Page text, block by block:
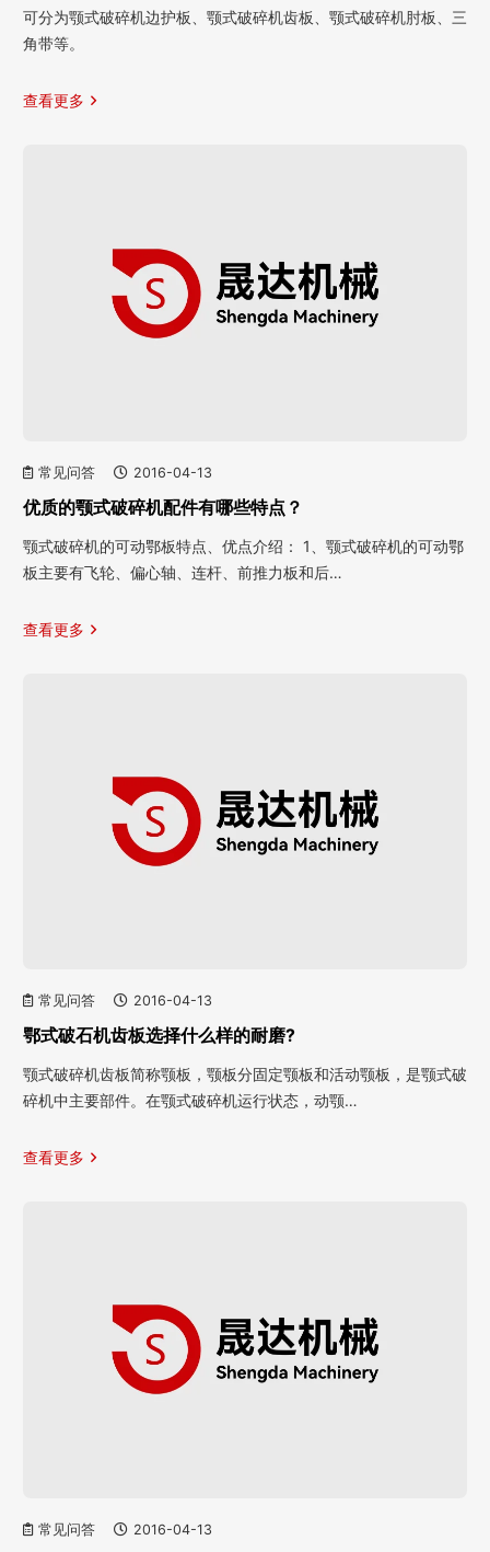
可分为颚式破碎机边护板、颚式破碎机齿板、颚式破碎机肘板、三
角带等。
查看更多
常见问答 2016-04-13
优质的颚式破碎机配件有哪些特点？
颚式破碎机的可动鄂板特点、优点介绍： 1、颚式破碎机的可动鄂
板主要有飞轮、偏心轴、连杆、前推力板和后…
查看更多
常见问答 2016-04-13
鄂式破石机齿板选择什么样的耐磨?
颚式破碎机齿板简称颚板，颚板分固定颚板和活动颚板，是颚式破
碎机中主要部件。在颚式破碎机运行状态，动颚…
查看更多
常见问答 2016-04-13